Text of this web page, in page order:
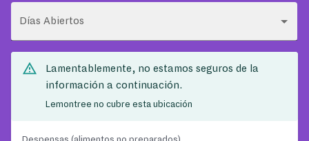
Días Abiertos
Lamentablemente, no estamos seguros de la
información a continuación.
Lemontree no cubre esta ubicación